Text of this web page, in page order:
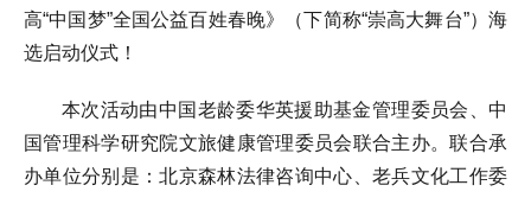
高“中国梦”全国公益百姓春晚》（下简称“崇高大舞台”）海
选启动仪式！
本次活动由中国老龄委华英援助基金管理委员会、中
国管理科学研究院文旅健康管理委员会联合主办。联合承
办单位分别是：北京森林法律咨询中心、老兵文化工作委